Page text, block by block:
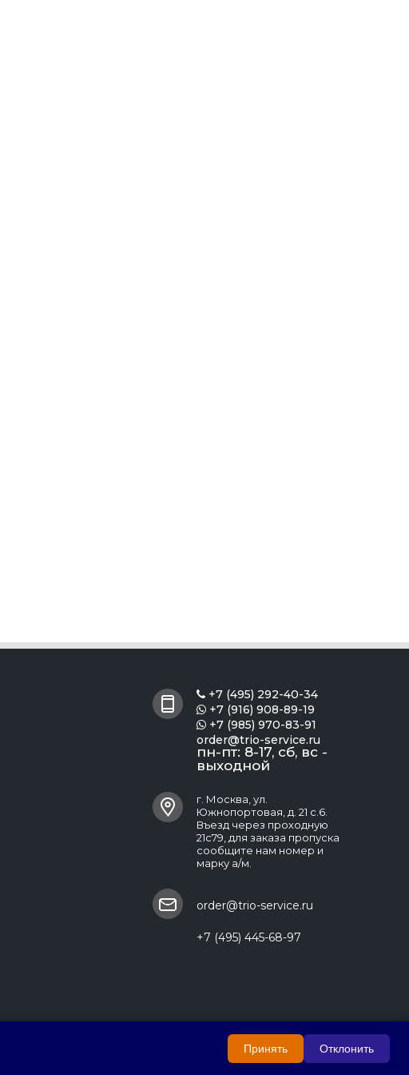
 +7 (495) 292-40-34
 +7 (916) 908-89-19
 +7 (985) 970-83-91
order@trio-service.ru
пн-пт: 8-17, сб, вс -
выходной
г. Москва, ул.
Южнопортовая, д. 21 с.6.
Въезд через проходную
21с79, для заказа пропуска
сообщите нам номер и
марку а/м.
order@trio-service.ru
+7 (495) 445-68-97
Принять Отклонить